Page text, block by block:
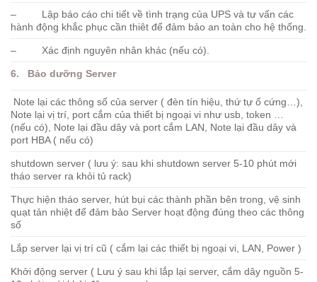
– Lập báo cáo chi tiết về tình trạng của UPS và tư vấn các
hành động khắc phục cần thiêt để đảm bảo an toàn cho hệ thống.
– Xác định nguyên nhân khác (nếu có).
6. Bảo dưỡng Server
Note lại các thông số của server ( đèn tín hiệu, thứ tự ổ cứng…),
Note lại vị trí, port cắm của thiết bị ngoại vi như usb, token …
(nếu có), Note lại đầu dây và port cắm LAN, Note lại đầu dây và
port HBA ( nếu có)
shutdown server ( lưu ý: sau khi shutdown server 5-10 phút mới
tháo server ra khỏi tủ rack)
Thực hiện tháo server, hút bụi các thành phần bên trong, vệ sinh
quạt tản nhiệt để đảm bảo Server hoạt động đúng theo các thông
số
Lắp server lại vị trí cũ ( cắm lại các thiết bị ngoại vi, LAN, Power )
Khởi động server ( Lưu ý sau khi lắp lại server, cắm dây nguồn 5-